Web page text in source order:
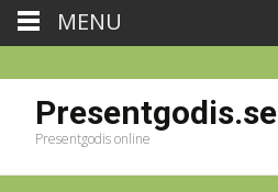
Presentgodis.se
Presentgodis online
MENU